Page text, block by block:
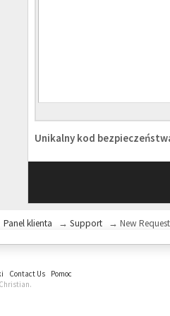
Unikalny kod
Panel klienta → Support → New Request
Contact Us
Pomoc